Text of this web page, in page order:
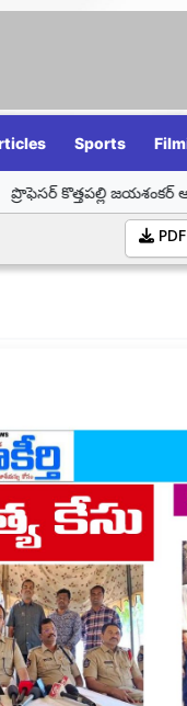
Sports
జయశంకర్ ఆశయ సాధనే
PDF